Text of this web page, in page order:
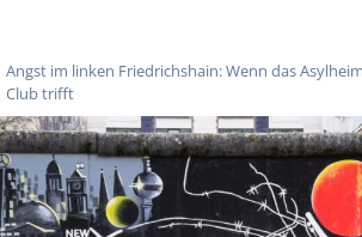
Angst im linken Friedrichshain: Wenn das
Club trifft